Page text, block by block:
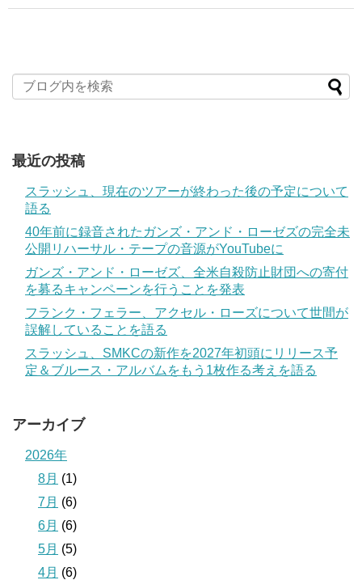
最近の投稿
スラッシュ、現在のツアーが終わった後の予定について
語る
40年前に録音されたガンズ・アンド・ローゼズの完全未
公開リハーサル・テープの音源がYouTubeに
ガンズ・アンド・ローゼズ、全米自殺防止財団への寄付
を募るキャンペーンを行うことを発表
フランク・フェラー、アクセル・ローズについて世間が
誤解していることを語る
スラッシュ、SMKCの新作を2027年初頭にリリース予
定＆ブルース・アルバムをもう1枚作る考えを語る
アーカイブ
2026年
8月 (1)
7月 (6)
6月 (6)
5月 (5)
4月 (6)